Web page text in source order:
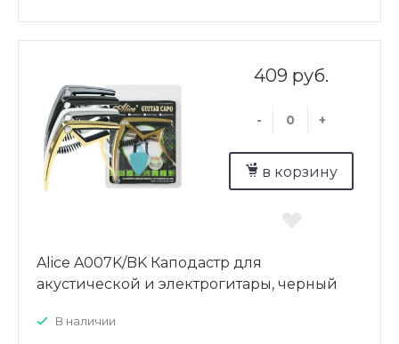
409 руб.
- +
в корзину
Alice A007K/BK Каподастр для
акустической и электрогитары, черный
В наличии